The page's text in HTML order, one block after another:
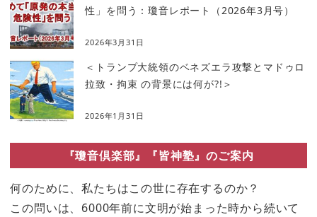
性」を問う：瓊音レポート（2026年3月号）
2026年3月31日
＜トランプ大統領のベネズエラ攻撃とマドゥロ
拉致・拘束 の背景には何が?!＞
2026年1月31日
『瓊音倶楽部』『皆神塾』のご案内
何のために、私たちはこの世に存在するのか？
この問いは、6000年前に文明が始まった時から続いて